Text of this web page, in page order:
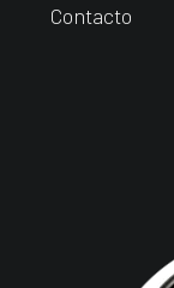
Contacto